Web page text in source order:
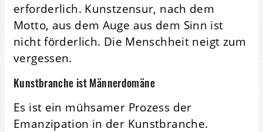
erforderlich. Kunstzensur, nach dem
Motto, aus dem Auge aus dem Sinn ist
nicht förderlich. Die Menschheit neigt zum
vergessen.
Kunstbranche ist Männerdomäne
Es ist ein mühsamer Prozess der
Emanzipation in der Kunstbranche.